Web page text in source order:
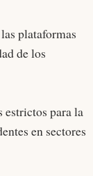
plataformas
de los
para la
en sectores